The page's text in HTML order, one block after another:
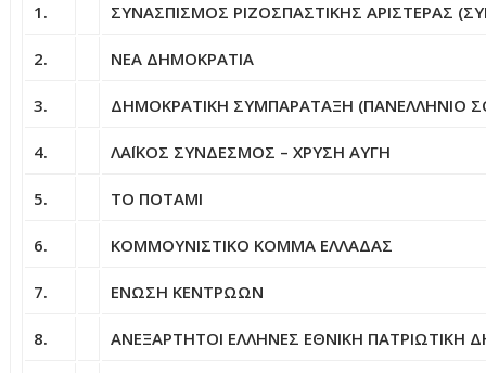
1. ΣΥΝΑΣΠΙΣΜΟΣ ΡΙΖΟΣΠΑΣΤΙΚΗΣ ΑΡΙΣΤΕΡΑΣ
2. ΝΕΑ ΔΗΜΟΚΡΑΤΙΑ
3. ΔΗΜΟΚΡΑΤΙΚΗ ΣΥΜΠΑΡΑΤΑΞΗ (ΠΑΝΕΛΛΗΝΙΟ
4. ΛΑΪΚΟΣ ΣΥΝΔΕΣΜΟΣ – ΧΡΥΣΗ ΑΥΓΗ
5. ΤΟ ΠΟΤΑΜΙ
6. ΚΟΜΜΟΥΝΙΣΤΙΚΟ ΚΟΜΜΑ ΕΛΛΑΔΑΣ
7. ΕΝΩΣΗ ΚΕΝΤΡΩΩΝ
8. ΑΝΕΞΑΡΤΗΤΟΙ ΕΛΛΗΝΕΣ ΕΘΝΙΚΗ ΠΑΤΡΙΩΤΙΚΗ